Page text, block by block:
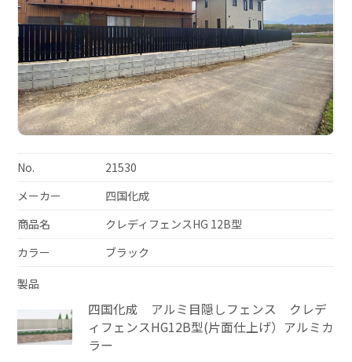
No.
21530
メーカー
四国化成
商品名
クレディフェンスHG 12B型
カラー
ブラック
製品
四国化成 アルミ目隠しフェンス クレデ
ィフェンスHG12B型(片面仕上げ）アルミカ
ラー